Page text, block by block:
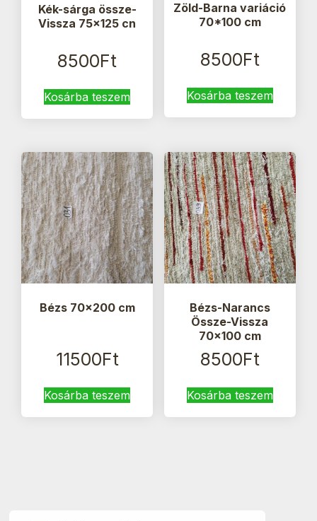
Kék-sárga össze-
Vissza 75×125 cn
8500Ft
Kosárba teszem
Zöld-Barna variáció
70*100 cm
8500Ft
Kosárba teszem
Bézs 70×200 cm
11500Ft
Kosárba teszem
Bézs-Narancs
Össze-Vissza
70×100 cm
8500Ft
Kosárba teszem